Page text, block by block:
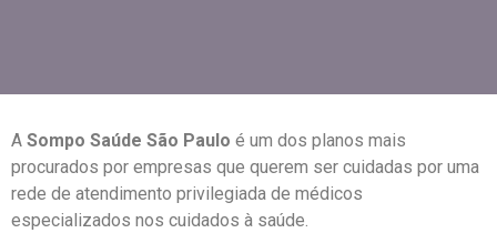
A Sompo Saúde São Paulo é um dos planos mais
procurados por empresas que querem ser cuidadas por uma
rede de atendimento privilegiada de médicos
especializados nos cuidados à saúde.